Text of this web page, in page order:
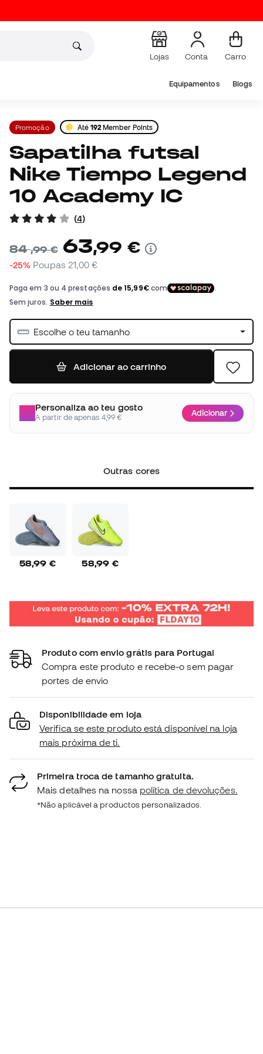
Lojas Conta Carro
Equipamentos Blogs
Promoção Até 192 Member Points
Sapatilha futsal
Nike Tiempo Legend
10 Academy IC
(4)
84,99 € 63,99 €
-25% Poupas 21,00 €
Escolhe o teu tamanho
Adicionar ao carrinho
Personaliza ao teu gosto
A partir de apenas 4,99 € Adicionar
Outras cores
58,99 € 58,99 €
Produto com envio grátis para Portugal
Compra este produto e recebe-o sem pagar
portes de envio
Disponibilidade em loja
Verifica se este produto está disponível na loja
mais próxima de ti.
Primeira troca de tamanho gratuita.
Mais detalhes na nossa política de devoluções.
*Não aplicável a productos personalizados.